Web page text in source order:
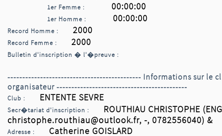
1er Femme : 00:00:00
1er Homme : 00:00:00
Record Homme : 2000
Record Femme : 2000
Bulletin d'inscription � l'�preuve :
--------------------------------------------- Informations sur le
organisateur --------------------------------------------
Club : ENTENTE SEVRE
Secr�tariat d'inscription :
ROUTHIAU CHRISTOPHE
christophe.routhiau@outlook.fr, -, 0782556040) &
Adresse :
Catherine GOISLARD